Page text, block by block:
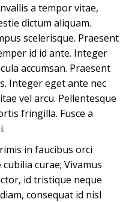
a tempor vitae,
dictum aliquam.
scelerisque. Praesent
id id ante. Integer
accumsan. Praesent
Integer eget ante nec
vel arcu. Pellentesque
fringilla. Fusce a
in faucibus orci
curae; Vivamus
id tristique neque
consequat id nisl